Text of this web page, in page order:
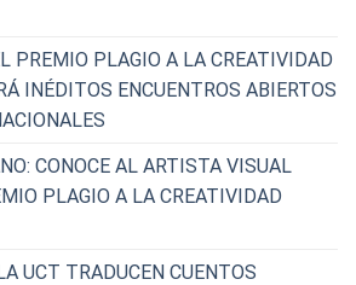
PREMIO PLAGIO A LA CREATIVIDAD
INÉDITOS ENCUENTROS ABIERTOS
CONOCE AL ARTISTA VISUAL
PLAGIO A LA CREATIVIDAD
UCT TRADUCEN CUENTOS